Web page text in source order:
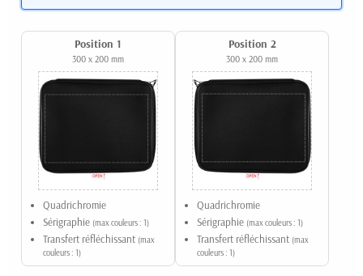
Position 1
300 x 200 mm
Quadrichromie
Sérigraphie (max couleurs : 1)
Transfert réfléchissant (max
couleurs : 1)
Position 2
300 x 200 mm
Quadrichromie
Sérigraphie (max couleurs : 1)
Transfert réfléchissant (max
couleurs : 1)